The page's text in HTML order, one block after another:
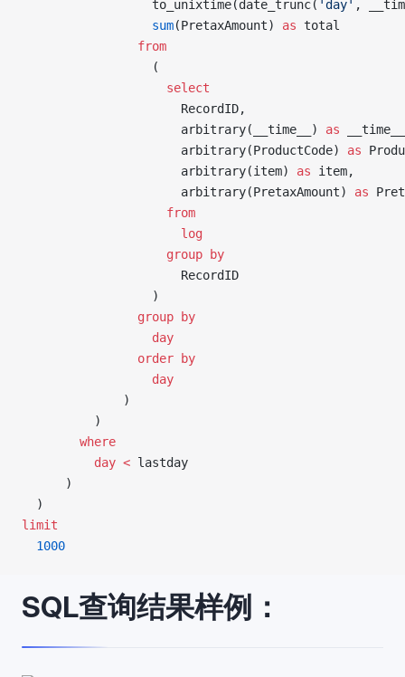
                  to_unixtime(date_trunc(
'day' ,
                  sum
(PretaxAmount) as total
                from
                  (
                    select
                      RecordID,
                      arbitrary(__time__)
as
                      arbitrary(ProductCode)
as
                      arbitrary(item)
as item,
                      arbitrary(PretaxAmount)
as
                    from
                      log
                    group by
                      RecordID
                  )
                group by
                  day
                order by
                  day
              )
          )
        where
          day
< lastday
      )
  )
limit
  1000
SQL查询结果样例：